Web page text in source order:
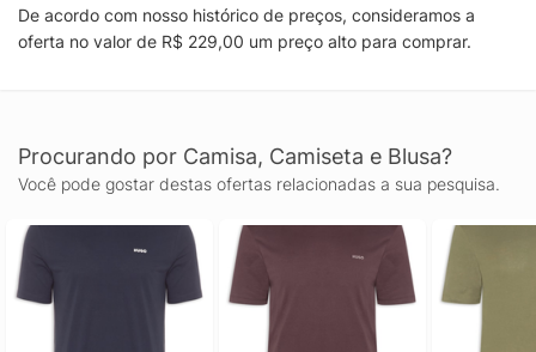
De acordo com nosso histórico de preços, consideramos a
oferta no valor de R$ 229,00 um preço alto para comprar.
Procurando por Camisa, Camiseta e Blusa?
Você pode gostar destas ofertas relacionadas a sua pesquisa.